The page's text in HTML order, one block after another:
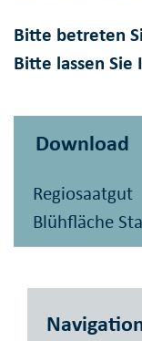
Bitte betreten
Bitte lassen
Download
Regiosaatgut
Blühfläche